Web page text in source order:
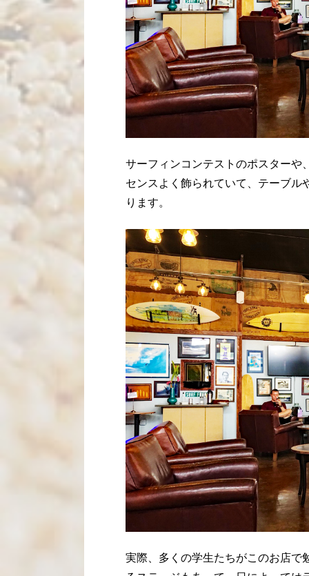
サーフィンコンテストのポスターや
センスよく飾られていて、テーブル
ります。
実際、多くの学生たちがこのお店で